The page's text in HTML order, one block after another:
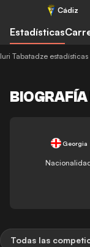
Cádiz
Estadísticas
Iuri Tabatadze estadísticas
Georgia